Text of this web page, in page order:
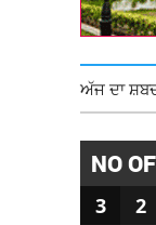
ਅੱਜ ਦਾ
NO
3 2